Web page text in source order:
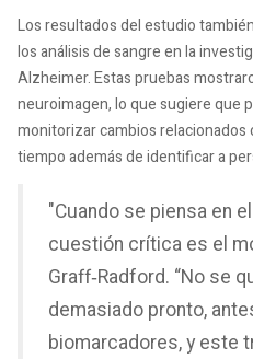
Los resultados del estudio
los análisis de sangre en la
Alzheimer. Estas pruebas
neuroimagen, lo que sugiere que
monitorizar cambios relacionados
tiempo además de identificar a
"Cuando se piensa en
cuestión crítica es el
Graff‑Radford. “No se
demasiado pronto,
biomarcadores, y este